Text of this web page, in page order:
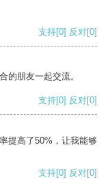
支持[0] 反对[0]
的朋友一起交流。
支持[0] 反对[0]
提高了50%，让我能够
支持[0] 反对[0]